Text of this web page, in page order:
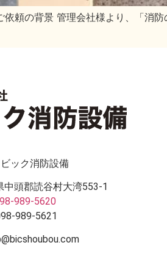
依頼の背景 管理会社様より、「消
ック消防設備
中頭郡読谷村大湾553-1
989-5620
989-5621